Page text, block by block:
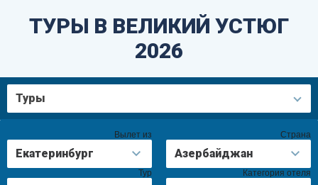
ТУРЫ В ВЕЛИКИЙ УСТЮГ
2026
Туры
Вылет из Страна
Тур Категория отеля